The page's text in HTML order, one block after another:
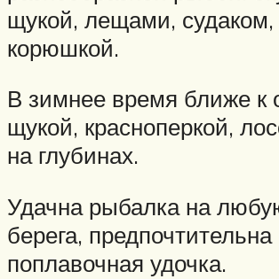
щукой, лещами, судаком,
корюшкой.
В зимнее время ближе к
щукой, красноперкой,
на глубинах.
Удачна рыбалка на
берега, предпочтительна
поплавочная удочка.